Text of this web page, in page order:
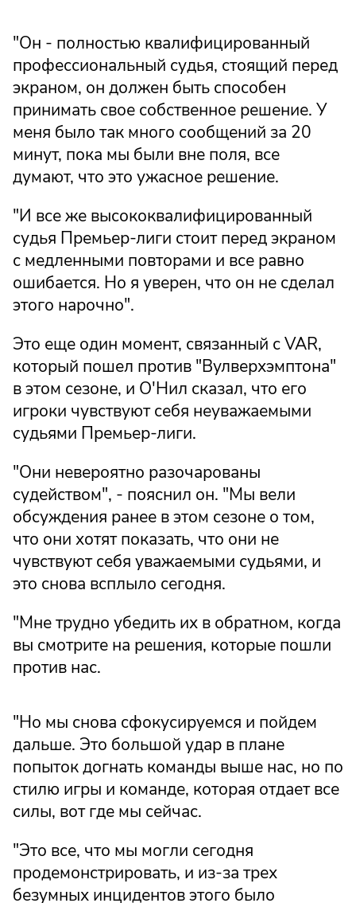
"Он - полностью квалифицированный
профессиональный судья, стоящий перед
экраном, он должен быть способен
принимать свое собственное решение. У
меня было так много сообщений за 20
минут, пока мы были вне поля, все
думают, что это ужасное решение.
"И все же высококвалифицированный
судья Премьер-лиги стоит перед экраном
с медленными повторами и все равно
ошибается. Но я уверен, что он не сделал
этого нарочно".
Это еще один момент, связанный с VAR,
который пошел против "Вулверхэмптона"
в этом сезоне, и О'Нил сказал, что его
игроки чувствуют себя неуважаемыми
судьями Премьер-лиги.
"Они невероятно разочарованы
судейством", - пояснил он. "Мы вели
обсуждения ранее в этом сезоне о том,
что они хотят показать, что они не
чувствуют себя уважаемыми судьями, и
это снова всплыло сегодня.
"Мне трудно убедить их в обратном, когда
вы смотрите на решения, которые пошли
против нас.
"Но мы снова сфокусируемся и пойдем
дальше. Это большой удар в плане
попыток догнать команды выше нас, но по
стилю игры и команде, которая отдает все
силы, вот где мы сейчас.
"Это все, что мы могли сегодня
продемонстрировать, и из-за трех
безумных инцидентов этого было